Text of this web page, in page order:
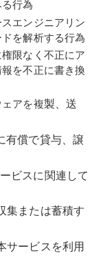
行為
エンジニアリン
を解析する行為
限なく不正にア
を不正に書き換
アを複製、送
有償で貸与、譲
ビスに関連して
集または蓄積す
サービスを利用